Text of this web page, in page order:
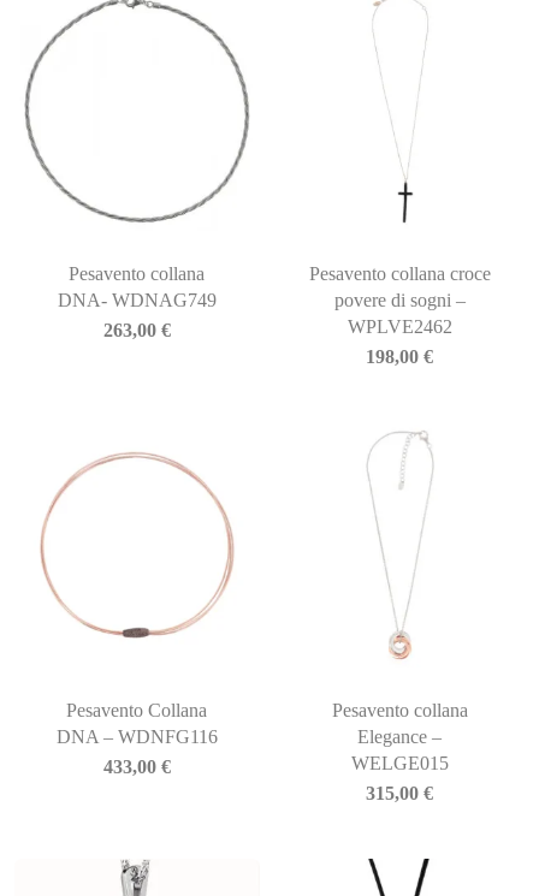
Pesavento collana
DNA- WDNAG749
263,00 €
Pesavento collana croce
povere di sogni –
WPLVE2462
198,00€
Pesavento Collana
DNA – WDNFG116
433,00 €
Pesavento collana
Elegance –
WELGE015
315,00€